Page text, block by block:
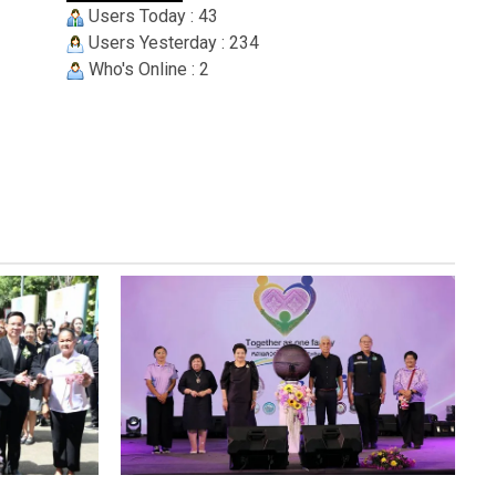
Users Today : 43
Users Yesterday : 234
Who's Online : 2